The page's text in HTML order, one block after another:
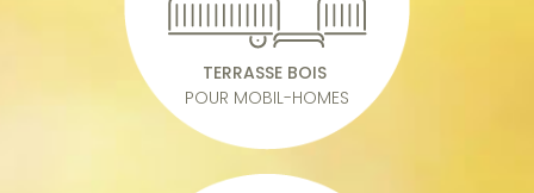
TERRASSE BOIS
POUR MOBIL-HOMES